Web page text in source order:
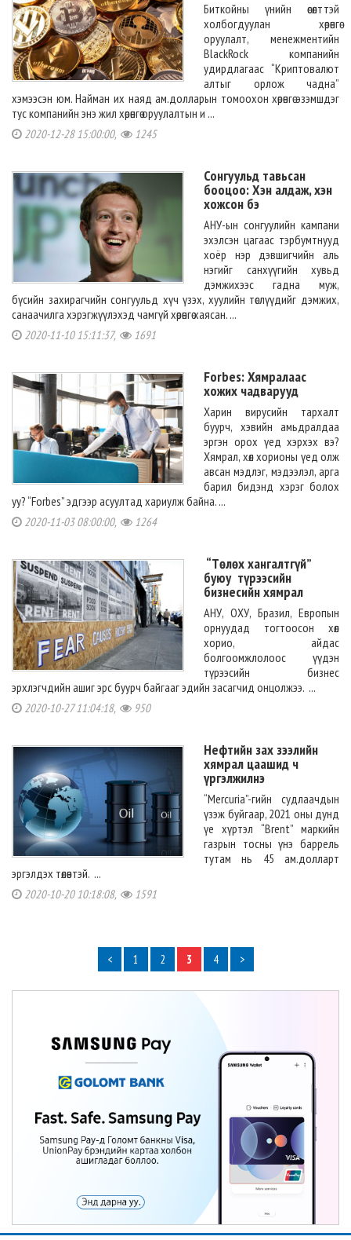
Биткойны үнийн өсөлттэй
холбогдуулан хөрөнгө
оруулалт, менежментийн
BlackRock компанийн
удирдлагаас “Криптовалют
алтыг орлож чадна”
хэмээсэн юм. Найман их наяд ам.долларын томоохон хөрөнгө эзэмшдэг
тус компанийн энэ жил хөрөнгө оруулалтын и ...
2020-12-28 15:00:00, 1245
Сонгуульд тавьсан
бооцоо: Хэн алдаж, хэн
хожсон бэ
АНУ-ын сонгуулийн кампани
эхэлсэн цагаас тэрбумтнууд
хоёр нэр дэвшигчийн аль
нэгийг санхүүгийн хувьд
дэмжихээс гадна муж,
бүсийн захирагчийн сонгуульд хүч үзэх, хуулийн төслүүдийг дэмжих,
санаачилга хэрэгжүүлэхэд чамгүй хөрөнгө хаясан. ...
2020-11-10 15:11:37, 1691
Forbes: Хямралаас
хожих чадварууд
Харин вирусийн тархалт
буурч, хэвийн амьдралдаа
эргэн орох үед хэрхэх вэ?
Хямрал, хөл хорионы үед олж
авсан мэдлэг, мэдээлэл, арга
барил бидэнд хэрэг болох
уу? “Forbes” эдгээр асуултад хариулж байна. ...
2020-11-03 08:00:00, 1264
“Төлөх хангалтгүй”
буюу түрээсийн
бизнесийн хямрал
АНУ, ОХУ, Бразил, Европын
орнуудад тогтоосон хөл
хорио, айдас
болгоомжлолоос үүдэн
түрээсийн бизнес
эрхлэгчдийн ашиг эрс буурч байгааг эдийн засагчид онцолжээ. ...
2020-10-27 11:04:18, 950
Нефтийн зах зээлийн
хямрал цаашид ч
үргэлжилнэ
“Mercuria”-гийн судлаачдын
үзэж буйгаар, 2021 оны дунд
үе хүртэл “Brent” маркийн
газрын тосны үнэ баррель
тутам нь 45 ам.долларт
эргэлдэх төлөвтэй. ...
2020-10-20 10:18:08, 1591
< 1 2 3 4 >